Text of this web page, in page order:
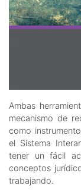
Ambas
mecanismo de
como
el Sistema
tener un fácil
conceptos
trabajando.